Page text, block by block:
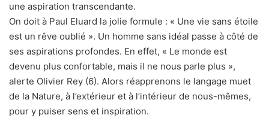
une aspiration transcendante.
On doit à Paul Eluard la jolie formule : « Une vie sans étoile
est un rêve oublié ». Un homme sans idéal passe à côté de
ses aspirations profondes. En effet, « Le monde est
devenu plus confortable, mais il ne nous parle plus »,
alerte Olivier Rey (6). Alors réapprenons le langage muet
de la Nature, à l’extérieur et à l’intérieur de nous-mêmes,
pour y puiser sens et inspiration.